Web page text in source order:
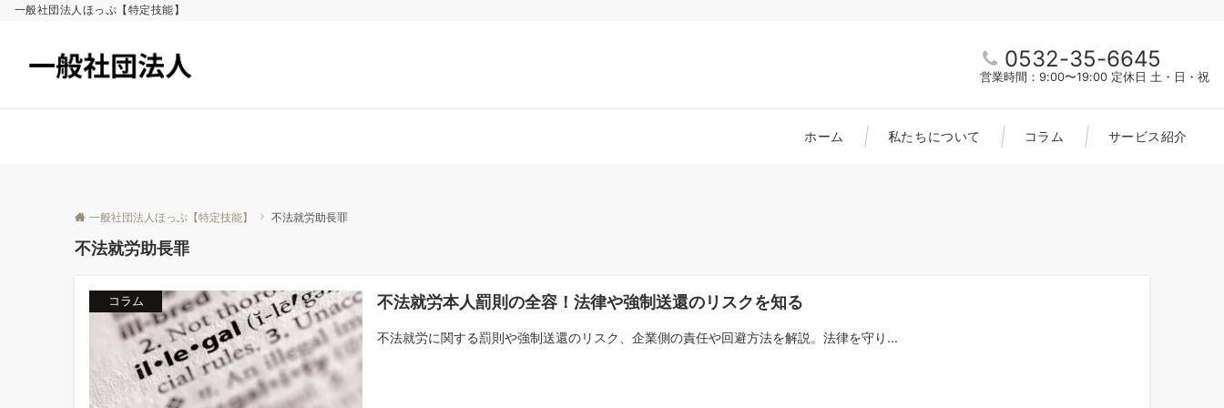
一般社団法人ほっぷ【特定技能】
0532-35-6645
営業時間：9:00〜19:00 定休日 土・日・祝
ホーム 私たちについて コラム サービス紹介
一般社団法人ほっぷ【特定技能】 不法就労助長罪
不法就労助長罪
コラム 不法就労本人罰則の全容！法律や強制送還のリスクを知る
不法就労に関する罰則や強制送還のリスク、企業側の責任や回避方法を解説。法律を守り...